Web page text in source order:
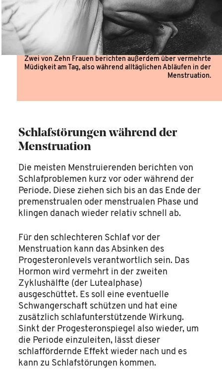
Zwei von Zehn Frauen berichten außerdem über vermehrte
Müdigkeit am Tag, also während alltäglichen Abläufen in der
Menstruation.
Schlafstörungen während der
Menstruation
Die meisten Menstruierenden berichten von
Schlafproblemen kurz vor oder während der
Periode. Diese ziehen sich bis an das Ende der
premenstrualen oder menstrualen Phase und
klingen danach wieder relativ schnell ab.
Für den schlechteren Schlaf vor der
Menstruation kann das Absinken des
Progesteronlevels verantwortlich sein. Das
Hormon wird vermehrt in der zweiten
Zyklushälfte (der Lutealphase)
ausgeschüttet. Es soll eine eventuelle
Schwangerschaft schützen und hat eine
zusätzlich schlafunterstützende Wirkung.
Sinkt der Progesteronspiegel also wieder, um
die Periode einzuleiten, lässt dieser
schlaffördernde Effekt wieder nach und es
kann zu Schlafstörungen kommen.